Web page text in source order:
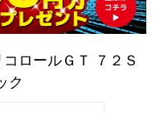
ロールＧＴ ７２Ｓ
ク